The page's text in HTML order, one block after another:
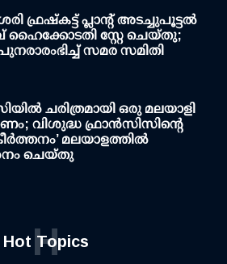
ഫ്രഷ്കട്ട് പ്ലാന്റ് അടച്ചുപൂട്ടൽ
ഹൈക്കോടതി സ്റ്റേ ചെയ്തു;
സമര സമിതി
ചരിത്രമായി ഒരു മലയാളി
വിശുദ്ധ ഫ്രാൻസിസിന്റെ
മലയാളത്തിൽ
ചെയ്തു
Hot Topics
H